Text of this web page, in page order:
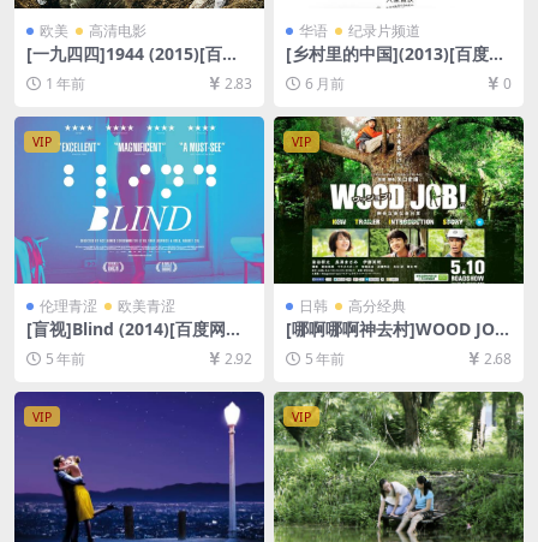
欧美 高清电影
[一九四四]1944 (2015)[百度
网盘+夸克网盘1080P超清未
删减资源][网盘在线播放/下
载][MP4/6.1GB][中文字幕]
1 年前 2.83
华语 纪录片频道
[乡村里的中国](2013)[百度网
盘+夸克网盘1080P高清未删
减资源][网盘在线播放/下载]
[MP4/1GB][中文字幕]
6 月前 0
VIP
伦理青涩 欧美青涩
[盲视]Blind (2014)[百度网盘
+迅雷云盘资源1080P超清未
删减][MP4/6.1GB][中文字幕]
5 年前 2.92
VIP
日韩 高分经典
[哪啊哪啊神去村]WOOD JO
B！神去なあなあ日常 (2014)
[百度网盘+夸克网盘+迅雷云
4/7.5GB][日语中字]
5 年前 2.68
VIP VIP